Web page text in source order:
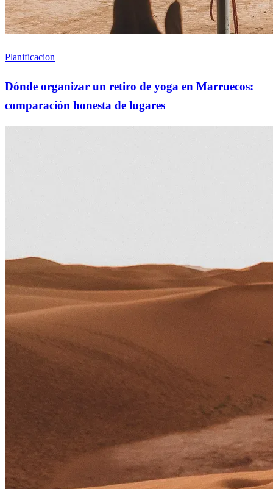
Planificacion
Dónde organizar un retiro de yoga en Marruecos:
comparación honesta de lugares